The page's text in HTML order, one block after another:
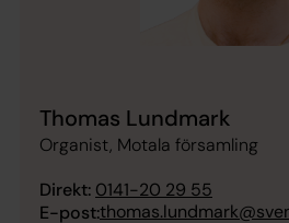
Thomas Lundmark
Organist, Motala församling
Direkt: 0141-20 29 55
E-post: